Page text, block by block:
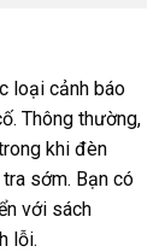
loại cảnh báo
Thông thường,
khi đèn
sớm. Bạn có
với sách
lỗi.